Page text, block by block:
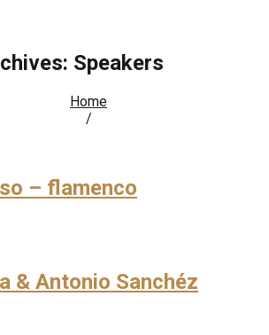
Speakers
Home
/
– flamenco
& Antonio Sanchéz